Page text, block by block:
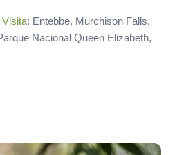
Visita: Entebbe, Murchison Falls,
Nacional Queen Elizabeth,